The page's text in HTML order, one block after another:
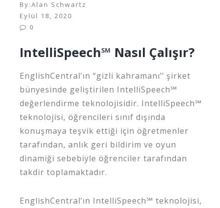
By:Alan Schwartz
Eylül 18, 2020
0
IntelliSpeech℠ Nasıl Çalışır?
EnglishCentral’ın “gizli kahramanı’’ şirket
bünyesinde geliştirilen IntelliSpeech℠
değerlendirme teknolojisidir. IntelliSpeech℠
teknolojisi, öğrencileri sınıf dışında
konuşmaya teşvik ettiği için öğretmenler
tarafından, anlık geri bildirim ve oyun
dinamiği sebebiyle öğrenciler tarafından
takdir toplamaktadır.
EnglishCentral’ın IntelliSpeech℠ teknolojisi,